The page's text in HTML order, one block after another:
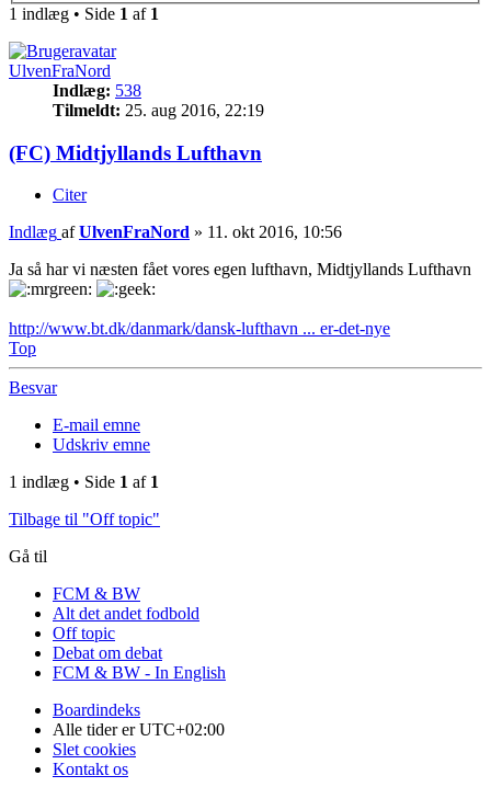
1 indlæg • Side 1 af 1
UlvenFraNord
Indlæg: 538
Tilmeldt: 25. aug 2016, 22:19
(FC) Midtjyllands Lufthavn
Citer
Indlæg afUlvenFraNord » 11. okt 2016, 10:56
Ja så har vi næsten fået vores egen lufthavn, Midtjyllands Lufthavn
http://www.bt.dk/danmark/dansk-lufthavn ... er-det-nye
Top
Besvar
E-mail emne
Udskriv emne
1 indlæg • Side 1 af 1
Tilbage til "Off topic"
Gå til
FCM & BW
Alt det andet fodbold
Off topic
Debat om debat
FCM & BW - In English
Boardindeks
Alle tider erUTC+02:00
Slet cookies
Kontakt os